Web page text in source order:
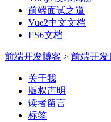
前端面试之道
Vue2中文文档
ES6文档
前端开发博客 > 前端开发
关于我
版权声明
读者留言
标签